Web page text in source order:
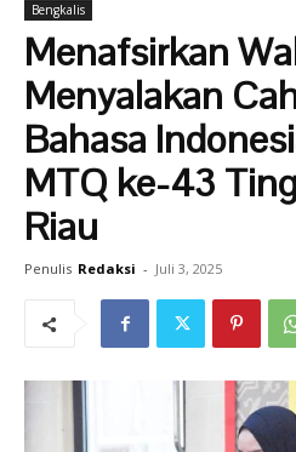
Bengkalis
Menafsirkan
Menyalakan
Bahasa
MTQ ke-43
Riau
Penulis Redaksi - Juli 3, 2025